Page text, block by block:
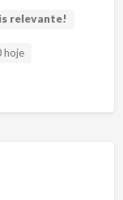
relevante!
hoje